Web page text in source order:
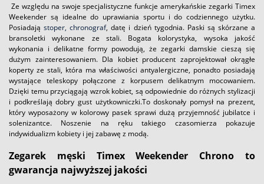
Ze względu na swoje specjalistyczne funkcje amerykańskie zegarki Timex
Weekender są idealne do uprawiania sportu i do codziennego użytku.
Posiadają stoper, chronograf, datę i dzień tygodnia. Paski są skórzane a
bransoletki wykonane ze stali. Bogata kolorystyka, wysoka jakość
wykonania i delikatne formy powodują, że zegarki damskie cieszą się
dużym zainteresowaniem. Dla kobiet producent zaprojektował okrągłe
koperty ze stali, która ma właściwości antyalergiczne, ponadto posiadają
wystające teleskopy połączone z korpusem delikatnym mocowaniem.
Dzięki temu przyciągają wzrok kobiet, są odpowiednie do różnych stylizacji
i podkreślają dobry gust użytkowniczki.To doskonały pomysł na prezent,
który wyposażony w kolorowy pasek sprawi dużą przyjemność jubilatce i
solenizantce. Noszenie na ręku takiego czasomierza pokazuje
indywidualizm kobiety i jej zabawę z modą.
Zegarek męski Timex Weekender Chrono to
gwarancja najwyższej jakości